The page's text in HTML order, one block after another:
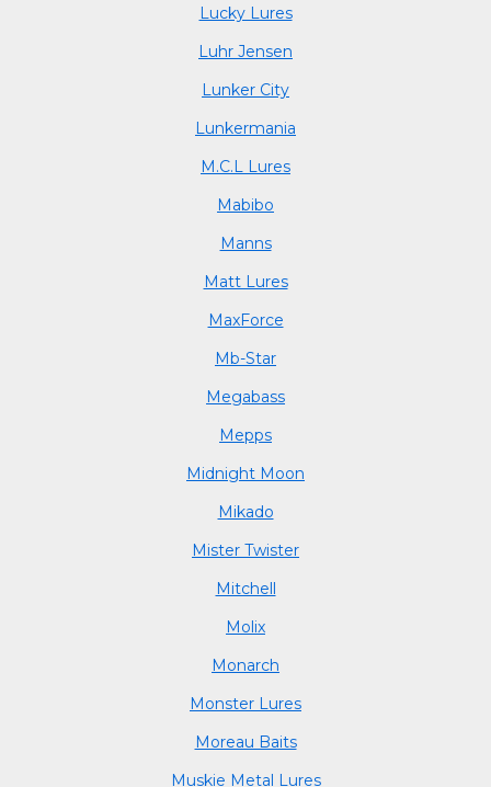
Lucky Lures
Luhr Jensen
Lunker City
Lunkermania
M.C.L Lures
Mabibo
Manns
Matt Lures
MaxForce
Mb-Star
Megabass
Mepps
Midnight Moon
Mikado
Mister Twister
Mitchell
Molix
Monarch
Monster Lures
Moreau Baits
Muskie Metal Lures